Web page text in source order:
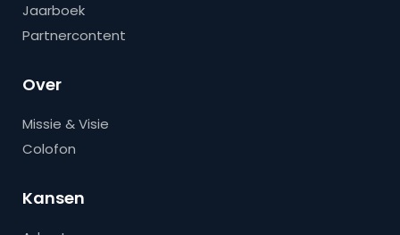
Jaarboek
Partnercontent
Over
Missie & Visie
Colofon
Kansen